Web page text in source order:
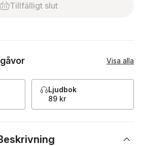
Tillfälligt slut
Visa alla
Ljudbok
89 kr